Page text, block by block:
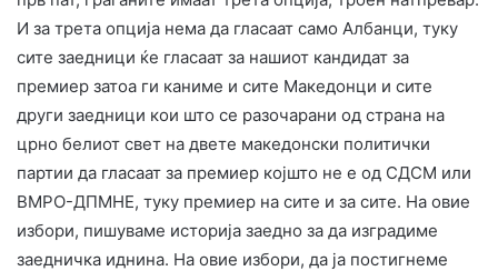
И за трета опција нема да гласаат само Албанци, туку
сите заедници ќе гласаат за нашиот кандидат за
премиер затоа ги каниме и сите Македонци и сите
други заедници кои што се разочарани од страна на
црно белиот свет на двете македонски политички
партии да гласаат за премиер којшто не е од СДСМ или
ВМРО-ДПМНЕ, туку премиер на сите и за сите. На овие
избори, пишуваме историја заедно за да изградиме
заедничка иднина. На овие избори, да ја постигнеме